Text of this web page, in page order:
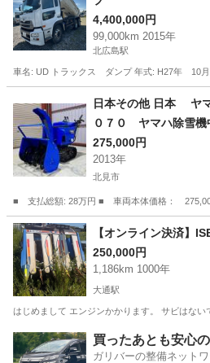
4,400,000円
99,000km 2015年
北広島駅
車名: UD トラックス ダンプ 年式: H27年 10月
北広島市 北広島駅 その他
日本その他 日本 ヤ
０７０ ヤマハ除雪
２Ｃｍ 燃料タンク
静音タイプ オーガ廻
し）
275,000円
2013年
北見市
■ 支払総額: 28万円 ■ 車両本体価格：
北海道 北見市 その他
【オンライン決済】
250,000円
1,186km 1000年
大通駅
はじめまして エンジンかかります。 サビはな
北海道 札幌市 大通駅 その他
買ったあとも安心
ガリバーの整備ネット